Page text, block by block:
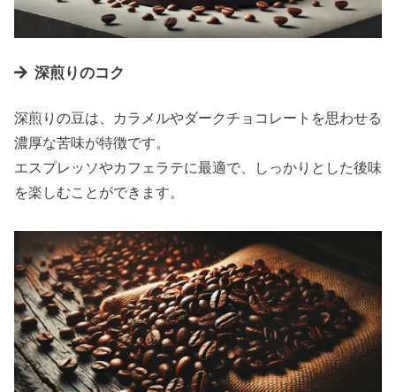
深煎りのコク
深煎りの豆は、カラメルやダークチョコレートを思わせる
濃厚な苦味が特徴です。
エスプレッソやカフェラテに最適で、しっかりとした後味
を楽しむことができます。